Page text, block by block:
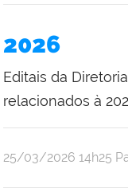
2026
Editais da
relacionados à
publicado
25/03/2026 14h25